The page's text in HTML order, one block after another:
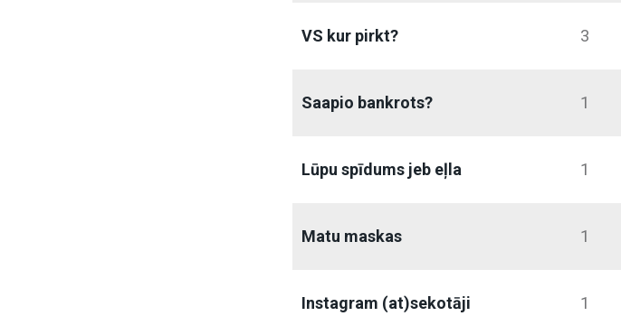
VS kur pirkt? 3
Saapio bankrots? 1
Lūpu spīdums jeb eļla 1
Matu maskas 1
Instagram (at)sekotāji 1